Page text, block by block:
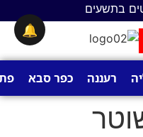
בתשעים
רעננה כפר סבא
🔔